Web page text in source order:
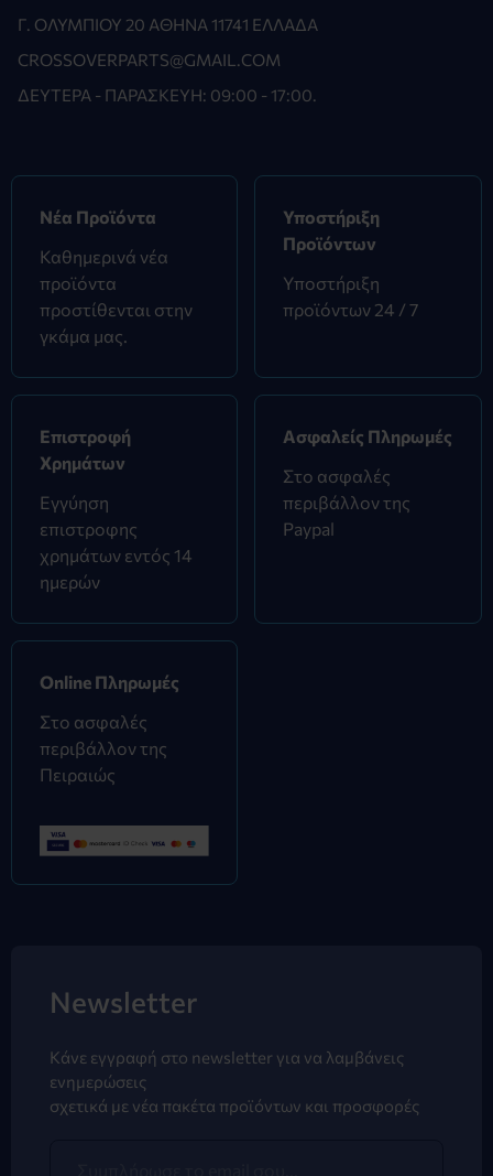
Γ. ΟΛΥΜΠΊΟΥ 20 ΑΘΉΝΑ 11741 ΕΛΛΆΔΑ
CROSSOVERPARTS@GMAIL.COM
ΔΕΥΤΈΡΑ - ΠΑΡΑΣΚΕΥΉ: 09:00 - 17:00.
Νέα Προϊόντα
Καθημερινά νέα
προϊόντα
προστίθενται στην
γκάμα μας.
Υποστήριξη
Προϊόντων
Υποστήριξη
προϊόντων 24 / 7
Επιστροφή
Χρημάτων
Εγγύηση
επιστροφης
χρημάτων εντός 14
ημερών
Ασφαλείς Πληρωμές
Στο ασφαλές
περιβάλλον της
Paypal
Online Πληρωμές
Στο ασφαλές
περιβάλλον της
Πειραιώς
Newsletter
Κάνε εγγραφή στο newsletter για να λαμβάνεις
ενημερώσεις
σχετικά με νέα πακέτα προϊόντων και προσφορές